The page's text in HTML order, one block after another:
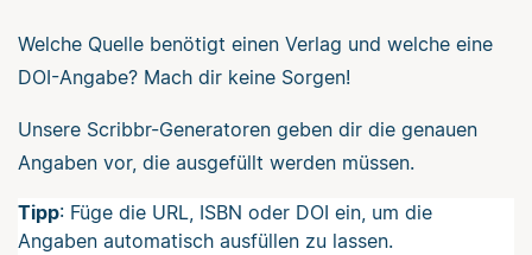
Welche Quelle benötigt einen Verlag und welche eine
DOI-Angabe? Mach dir keine Sorgen!
Unsere Scribbr-Generatoren geben dir die genauen
Angaben vor, die ausgefüllt werden müssen.
Tipp: Füge die URL, ISBN oder DOI ein, um die
Angaben automatisch ausfüllen zu lassen.